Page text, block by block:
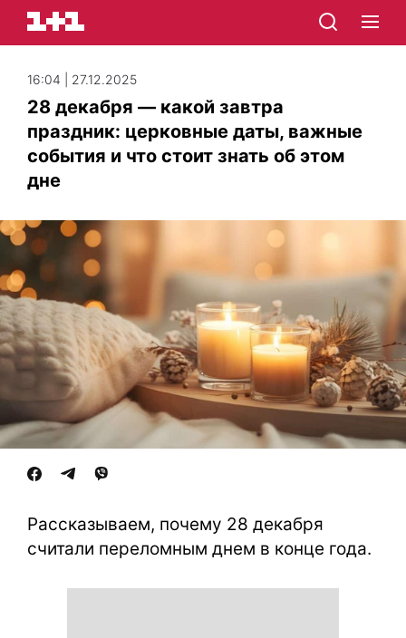
16:04 | 27.12.2025
28 декабря — какой завтра
праздник: церковные даты, важные
события и что стоит знать об этом
дне
Рассказываем, почему 28 декабря
считали переломным днем в конце года.